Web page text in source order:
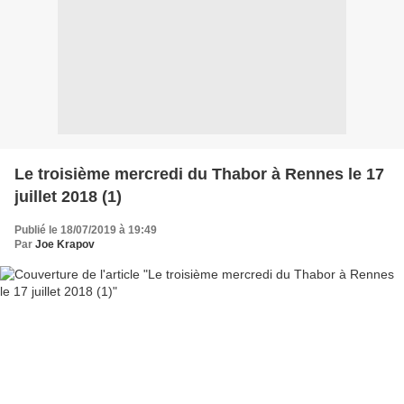
Le troisième mercredi du Thabor à Rennes le 17
juillet 2018 (1)
Publié le 18/07/2019 à 19:49
Par Joe Krapov